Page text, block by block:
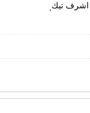
اشرف تيك